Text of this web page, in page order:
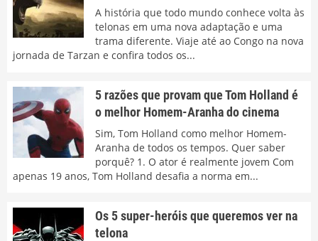
A história que todo mundo conhece volta às
telonas em uma nova adaptação e uma
trama diferente. Viaje até ao Congo na nova
jornada de Tarzan e confira todos os...
5 razões que provam que Tom Holland é
o melhor Homem-Aranha do cinema
Sim, Tom Holland como melhor Homem-
Aranha de todos os tempos. Quer saber
porquê? 1. O ator é realmente jovem Com
apenas 19 anos, Tom Holland desafia a norma em...
Os 5 super-heróis que queremos ver na
telona